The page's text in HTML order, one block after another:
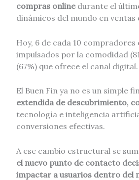
compras onlinedurante el
dinámicos del mundo en ventas
Hoy, 6 de cada 10
impulsados por la comodidad
(67%) que ofrece el canal digital.
El Buen Fin ya no es un simple
extendida de descubrimiento,
tecnología e inteligencia
conversiones efectivas.
A ese cambio estructural se
el nuevo punto de contacto
impactar a usuarios dentro del